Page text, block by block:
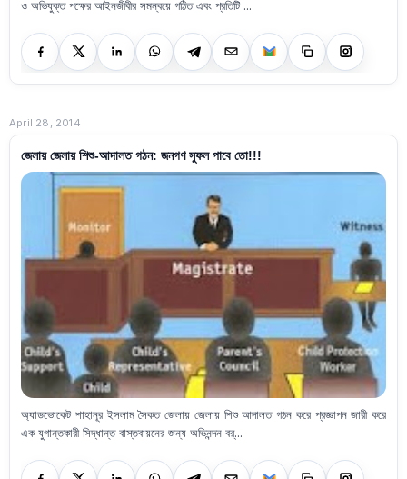
ও অভিযুক্ত পক্ষের আইনজীবীর সমন্বয়ে গঠিত এবং প্রতিটি ...
April 28, 2014
জেলায় জেলায় শিশু-আদালত গঠন: জনগণ সুফল পাবে তো!!!
অ্যাডভোকেট শাহানূর ইসলাম সৈকত জেলায় জেলায় শিশু আদালত গঠন করে প্রজ্ঞাপন জারী করে
এক যুগান্তকারী সিদ্ধান্ত বাস্তবায়নের জন্য অভিনন্দন বর্...